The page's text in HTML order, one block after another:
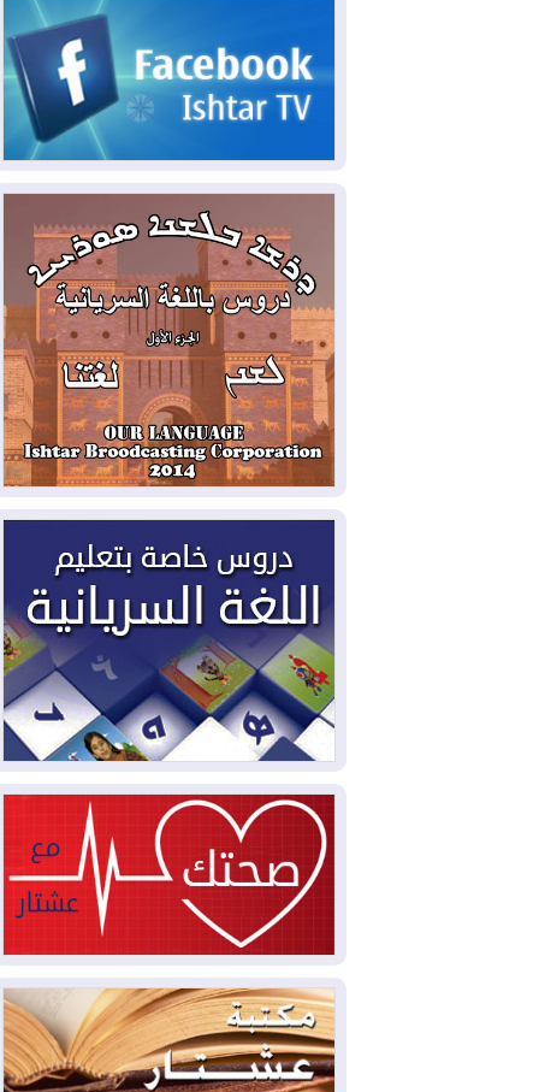
نيجيرفان بارزاني حول اجتماع
"إدارة الدولة": أكدنا دعم تنفيذ البرنامج
الحكومي وأهمية حصر السلاح
2026-08-06ائتلاف ادارة الدولة: من
يقومون بسلوك يهدد امن البلاد خارجون عن
القانون يجب محاربتهم
2026-08-06بعد هجومين قرب باب المندب..
تحذيرات من تصعيد يهدد الملاحة في البحر
الأحمر
2026-08-06 مئات القاصرين بلا مأوى.. أزمة
سبتة تتصاعد وتضغط على مدريد
2026-08-05
لمدة عام.. بدء توريد 100
مليون قدم مكعب يومياً من غاز كورمور في
إقليم كوردستان إلى وزارة الكهرباء العراقية
2026-08-05
15كارثة بيئية ومناخية ترسم
ملامح أخطر التحديات التي تواجه العراق
2026-08-05
حرائق فرنسا.. توقيف 402
شخص بينهم 156 قاصرا منذ بداية موسم
الحرائق
2026-08-04سومو: إنتاج النفط في إقليم
كوردستان انخفض إلى أقل من 10%
2026-08-04ملفات حقبة الكاظمي تعود إلى
الواجهة.. أنباء عن مراجعات قضائية
وتحقيقات أوسع في قضايا فساد
2026-08-04
بيترو يشكو تزوير الانتخابات
الرئاسية ويحذر من "حرب أهلية" في
كولومبيا
2026-08-03رئيس إقليم كوردستان في
دمشق في زيارة رسمية